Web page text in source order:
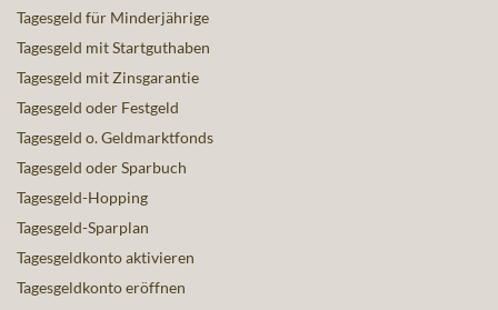
Tagesgeld für Minderjährige
Tagesgeld mit Startguthaben
Tagesgeld mit Zinsgarantie
Tagesgeld oder Festgeld
Tagesgeld o. Geldmarktfonds
Tagesgeld oder Sparbuch
Tagesgeld-Hopping
Tagesgeld-Sparplan
Tagesgeldkonto aktivieren
Tagesgeldkonto eröffnen